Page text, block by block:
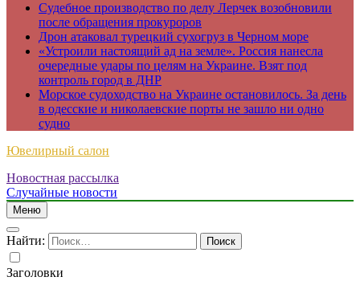
Судебное производство по делу Лерчек возобновили
после обращения прокуроров
Дрон атаковал турецкий сухогруз в Черном море
«Устроили настоящий ад на земле». Россия нанесла
очередные удары по целям на Украине. Взят под
контроль город в ДНР
Морское судоходство на Украине остановилось. За день
в одесские и николаевские порты не зашло ни одно
судно
Ювелирный салон
Новостная рассылка
Случайные новости
Меню
Найти:
Заголовки